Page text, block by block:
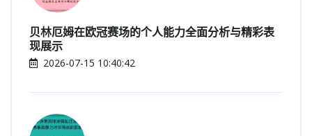
贝林厄姆在欧冠赛场的个人能力全面分析与精彩表
现展示
2026-07-15 10:40:42